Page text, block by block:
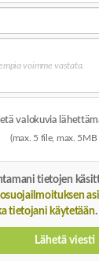
voimme vastata.
valokuvia
(max. 5 file, max. 5MB
tietojen
tietojani käytetään.
Lähetä viesti